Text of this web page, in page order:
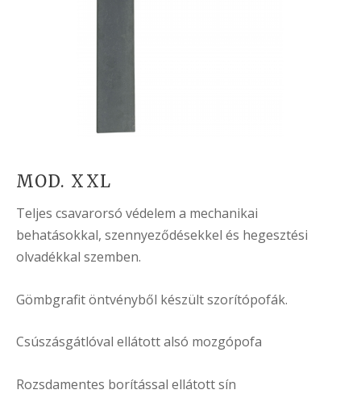
MOD. XXL
Teljes csavarorsó védelem a mechanikai
behatásokkal, szennyeződésekkel és hegesztési
olvadékkal szemben.
Gömbgrafit öntvényből készült szorítópofák.
Csúszásgátlóval ellátott alsó mozgópofa
Rozsdamentes borítással ellátott sín